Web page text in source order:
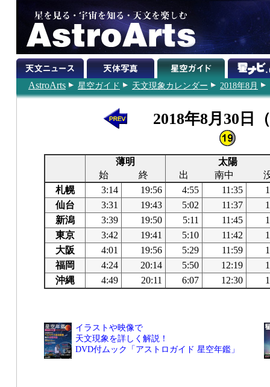
AstroArts 星空ガイド 天文現象カレンダー 2018年8月
2018年8月30日
薄明
太陽
始
終 出 南中
札幌
3:14 19:56 4:55 11:35
仙台
3:31 19:43 5:02 11:37
新潟
3:39 19:50 5:11 11:45
東京
3:42 19:41 5:10 11:42
大阪
4:01 19:56 5:29 11:59
福岡
4:24 20:14 5:50 12:19
沖縄
4:49 20:11 6:07 12:30
イラストや映像で
天文現象を詳しく解説！
DVD付ムック「アストロガイド 星空年鑑」